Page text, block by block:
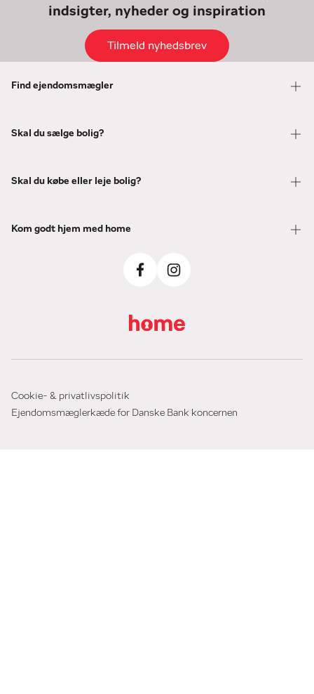
indsigter, nyheder og inspiration
Tilmeld nyhedsbrev
Find ejendomsmægler
Skal du sælge bolig?
Skal du købe eller leje bolig?
Kom godt hjem med home
Cookie- & privatlivspolitik
Ejendomsmæglerkæde for Danske Bank koncernen